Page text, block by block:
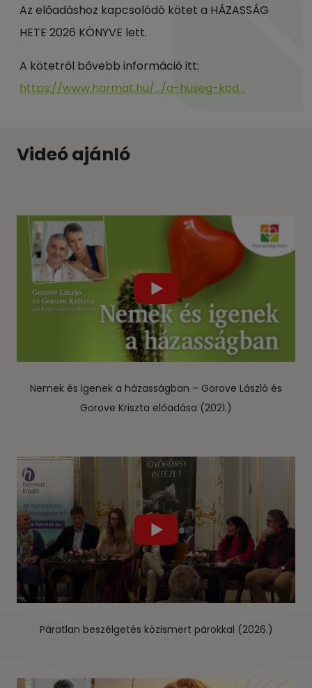
Az előadáshoz kapcsolódó kötet a HÁZASSÁG
HETE 2026 KÖNYVE lett.
A kötetről bővebb információ itt:
https://www.harmat.hu/…/a-huseg-kod…
Videó ajánló
Nemek és igenek a házasságban – Gorove László és
Gorove Kriszta előadása (2021.)
Páratlan beszélgetés közismert párokkal (2026.)